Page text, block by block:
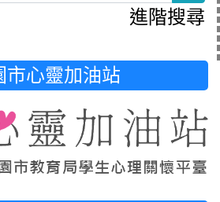
進階搜尋
市心靈加油站